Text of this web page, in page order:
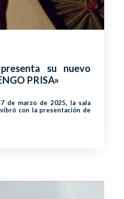
su nuevo
PRISA»
de marzo de 2025, la sala
con la presentación de